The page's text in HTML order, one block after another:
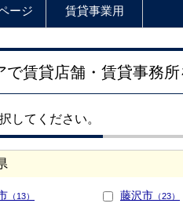
ージ 賃貸事業用
で賃貸店舗・賃貸事務
してください。
（13） 藤沢市 （23）